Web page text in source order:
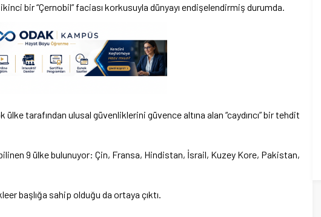
bir “Çernobil” faciası korkusuyla dünyayı endişelendirmiş durumda.
ülke tarafından ulusal güvenliklerini güvence altına alan “caydırıcı” bir tehdit
9 ülke bulunuyor: Çin, Fransa, Hindistan, İsrail, Kuzey Kore, Pakistan,
başlığa sahip olduğu da ortaya çıktı.